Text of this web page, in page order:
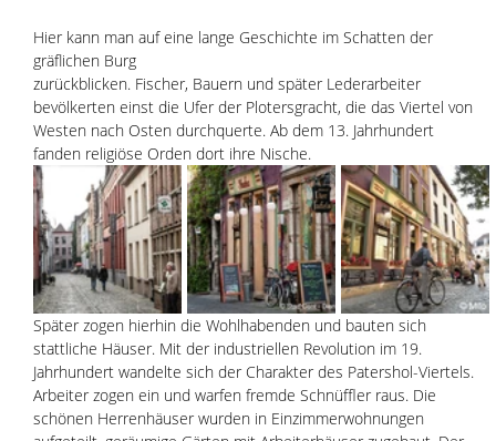
Hier kann man auf eine lange Geschichte im Schatten der
gräflichen Burg
zurückblicken. Fischer, Bauern und später Lederarbeiter
bevölkerten einst die Ufer der Plotersgracht, die das Viertel von
Westen nach Osten durchquerte. Ab dem 13. Jahrhundert
fanden religiöse Orden dort ihre Nische.
Später zogen hierhin die Wohlhabenden und bauten sich
stattliche Häuser. Mit der industriellen Revolution im 19.
Jahrhundert wandelte sich der Charakter des Patershol-Viertels.
Arbeiter zogen ein und warfen fremde Schnüffler raus. Die
schönen Herrenhäuser wurden in Einzimmerwohnungen